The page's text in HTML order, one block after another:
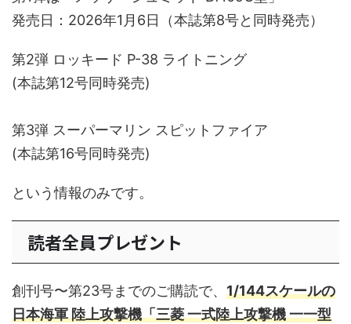
発売日：2026年1月6日（本誌第8号と同時発売）
第2弾 ロッキード P-38 ライトニング
(本誌第12号同時発売)
第3弾 スーパーマリン スピットファイア
(本誌第16号同時発売)
という情報のみです。
読者全員プレゼント
創刊号〜第23号までのご購読で、 1/144スケールの
日本海軍 陸上攻撃機「三菱 一式陸上攻撃機 一一型